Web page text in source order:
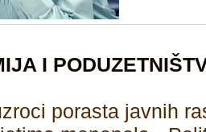
I
porasta javnih